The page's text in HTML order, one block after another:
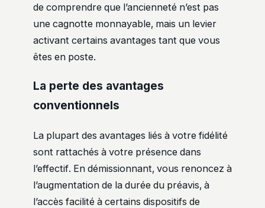
de comprendre que l’ancienneté n’est pas
une cagnotte monnayable, mais un levier
activant certains avantages tant que vous
êtes en poste.
La perte des avantages
conventionnels
La plupart des avantages liés à votre fidélité
sont rattachés à votre présence dans
l’effectif. En démissionnant, vous renoncez à
l’augmentation de la durée du préavis, à
l’accès facilité à certains dispositifs de